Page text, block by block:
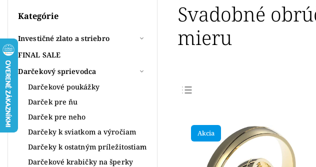
Kategórie
Investičné zlato a striebro
FINAL SALE
Darčekový sprievodca
Darčekové poukážky
Darček pre ňu
Darček pre neho
Darčeky k sviatkom a výročiam
Darčeky k ostatným príležitostiam
Darčekové krabičky na šperky
Svadobné
mieru
Najlacnejšie
Najdrahšie
Abecedne
Akcia